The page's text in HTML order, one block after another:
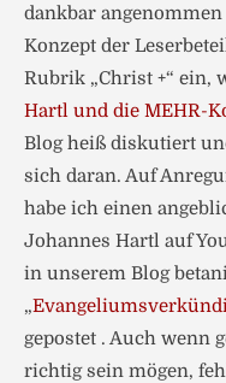
dankbar
Konzept der
Rubrik „Christ +“ ein,
Hartl und die MEHR-
Blog heiß diskutiert
sich daran. Auf
habe ich einen
Johannes Hartl auf
in unserem Blog
„
gepostet . Auch wenn
richtig sein mögen,